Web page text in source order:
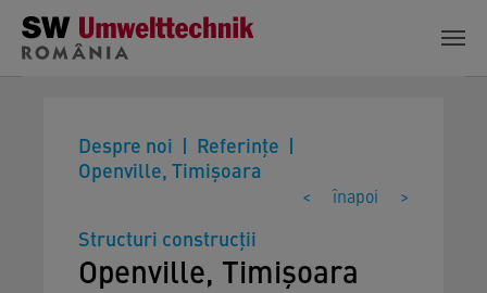
Skip to main content
Despre noi
Referinţe
Openville, Timișoara
< înapoi >
Structuri construcții
Openville, Timișoara